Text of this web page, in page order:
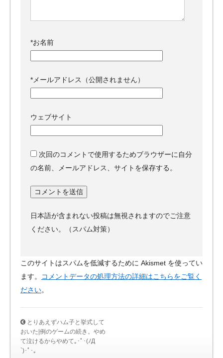
*お名前
* メールアドレス（公開されません）
ウェブサイト
次回のコメントで使用するためブラウザーに自分
の名前、メールアドレス、サイトを保存する。
日本語が含まれない投稿は無視されますのでご注意
ください。（スパム対策）
このサイトはスパムを低減するために Akismet を使ってい
ます。
コメントデータの処理方法の詳細はこちらをご覧く
ださい。
とりあえずハム子と挙式して
おいた|例のゲームの続き。やめ
て泣けるからやめて｡･ﾟ･(ﾉД
`)･ﾟ･｡